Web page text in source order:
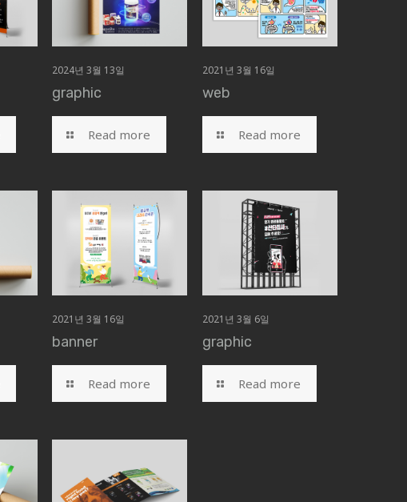
2024년 3월 13일
graphic
Read more
2021년 3월 16일
web
Read more
2021년 3월 16일
banner
Read more
2021년 3월 6일
graphic
Read more